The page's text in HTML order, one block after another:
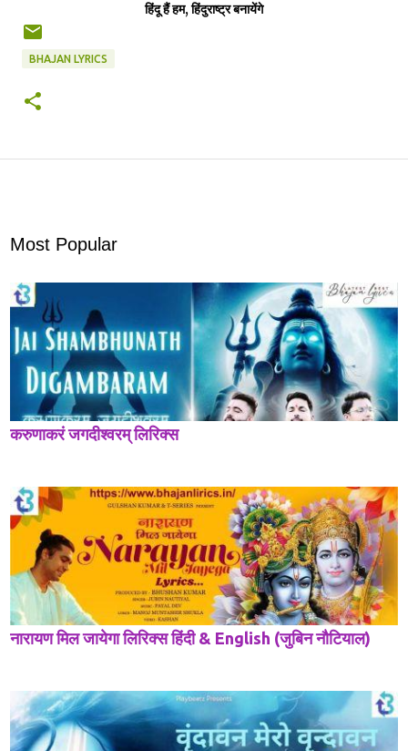
हिंदू हैं हम, हिंदुराष्ट्र बनायेंगे
BHAJAN LYRICS
Most Popular
करुणाकरं जगदीश्वरम् लिरिक्स
नारायण मिल जायेगा लिरिक्स हिंदी & English (जुबिन नौटियाल)